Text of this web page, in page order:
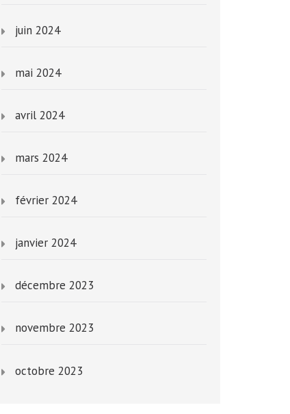
juin 2024
mai 2024
avril 2024
mars 2024
février 2024
janvier 2024
décembre 2023
novembre 2023
octobre 2023